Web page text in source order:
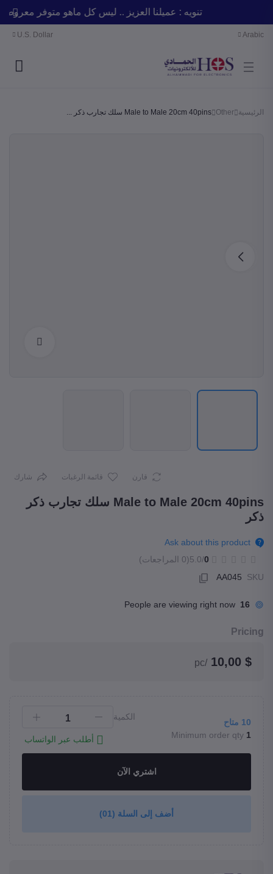
تنويه : عميلنا العزيز .. ليس كل ماهو متوفر
Arabic
U.S. Dollar
الرئيسية Other Male to Male 20cm 40pins سلك تجارب ذكر ...
قارن قائمة الرغبات شارك
Male to Male 20cm 40pins سلك تجارب ذكر
ذكر
Ask about this product
0
/5.0
(0 المراجعات)
SKU
AA045
16
People are viewing right now
Pricing
$ 10,00
/pc
10 متاح
Minimum order qty 1
الكمية
أطلب عبر الواتساب
اشتري الآن
أضف إلى السلة (01)